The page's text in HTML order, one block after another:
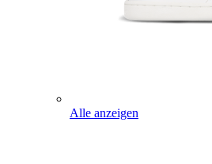
Alle anzeigen